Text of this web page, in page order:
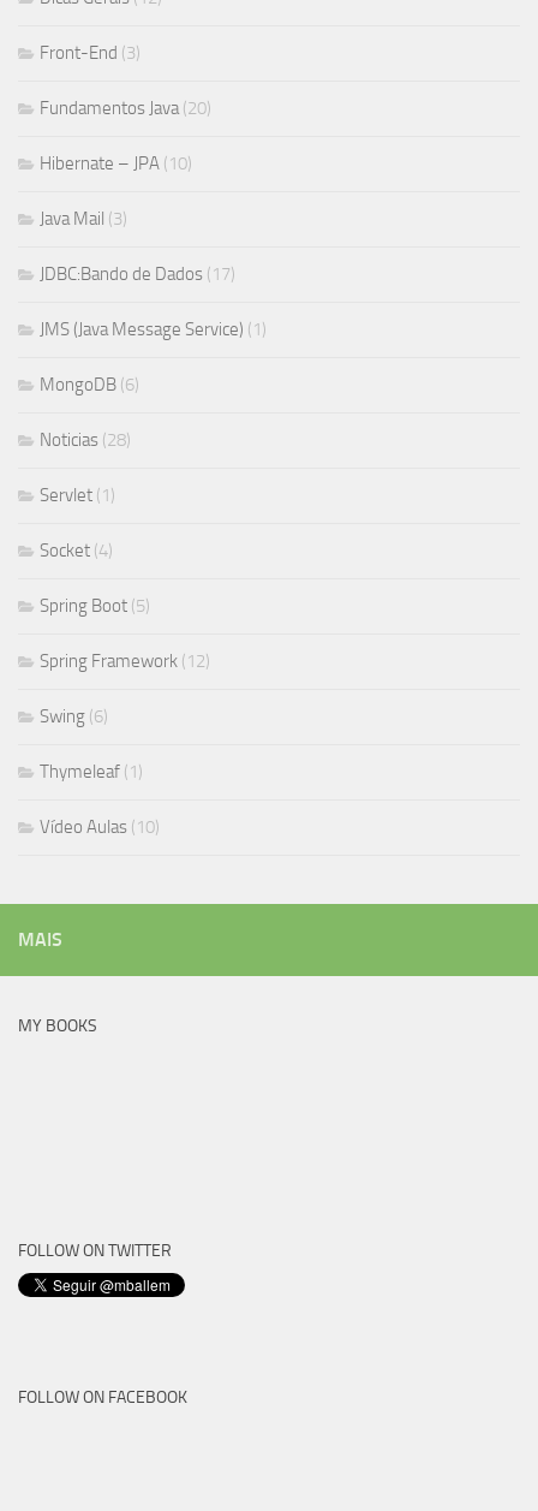
Front-End (3)
Fundamentos Java(20)
Hibernate – JPA (10)
Java Mail (3)
JDBC:Bando de Dados (17)
JMS (Java Message Service) (1)
MongoDB (6)
Noticias (28)
Servlet (1)
Socket (4)
Spring Boot (5)
Spring Framework (12)
Swing (6)
Thymeleaf (1)
Vídeo Aulas (10)
MAIS
MY BOOKS
FOLLOW ON TWITTER
FOLLOW ON FACEBOOK